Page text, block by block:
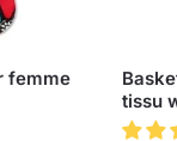
femme
tissu